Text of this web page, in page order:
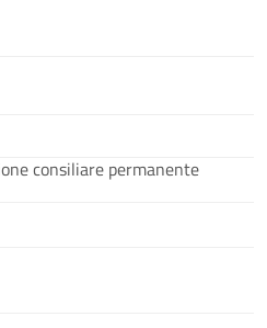
consiliare permanente